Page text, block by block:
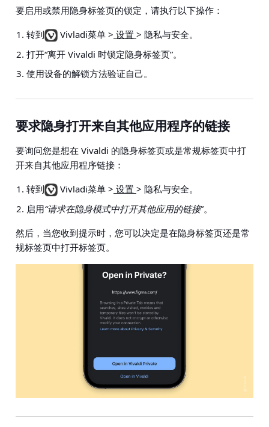
要启用或禁用隐身标签页的锁定，请执行以下操作：
转到
Vivladi菜单 > 设置 > 隐私与安全。
打开“离开 Vivaldi 时锁定隐身标签页”。
使用设备的解锁方法验证自己。
要求隐身打开来自其他应用程序的链接
要询问您是想在 Vivaldi 的隐身标签页或是常规标签页中打
开来自其他应用程序链接：
转到
Vivladi菜单 > 设置 > 隐私与安全。
启用“请求在隐身模式中打开其他应用的链接”。
然后，当您收到提示时，您可以决定是在隐身标签页还是常
规标签页中打开标签页。